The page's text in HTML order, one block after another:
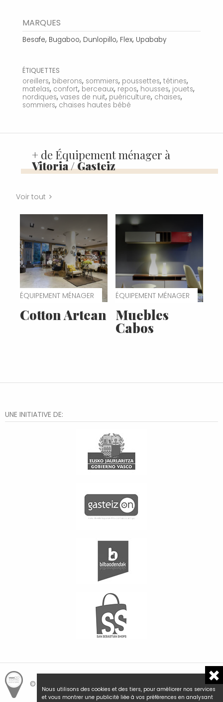
MARQUES
Besafe, Bugaboo, Dunlopillo, Flex, Upababy
ÉTIQUETTES
oreillers, biberons, sommiers, poussettes, tétines,
matelas, confort, berceaux, repos, housses, jouets,
nordiques, vases de nuit, puériculture, chaises,
sommiers, chaises hautes bébé
+ de Équipement ménager à
Vitoria / Gasteiz
Voir tout
ÉQUIPEMENT MÉNAGER
Cotton Artean
ÉQUIPEMENT MÉNAGER
Muebles
Cabos
Nous utilisons des cookies et des tiers, pour améliorer nos services
et vous montrer une publicité liée à vos préférences en analysant
UNE INITIATIVE DE:
© Hemengo Shopping.